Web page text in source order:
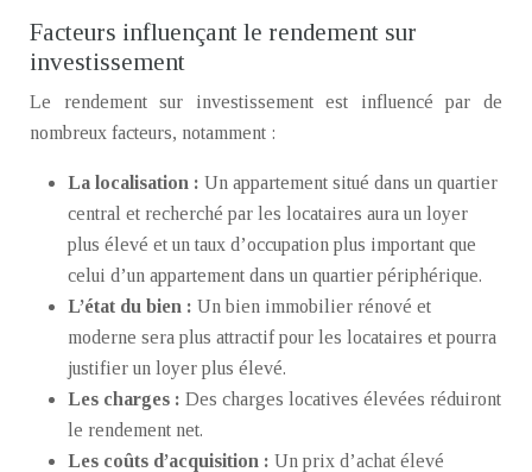
Facteurs influençant le rendement sur
investissement
Le rendement sur investissement est influencé par de
nombreux facteurs, notamment :
La localisation : Un appartement situé dans un quartier
central et recherché par les locataires aura un loyer
plus élevé et un taux d’occupation plus important que
celui d’un appartement dans un quartier périphérique.
L’état du bien : Un bien immobilier rénové et
moderne sera plus attractif pour les locataires et pourra
justifier un loyer plus élevé.
Les charges : Des charges locatives élevées réduiront
le rendement net.
Les coûts d’acquisition : Un prix d’achat élevé